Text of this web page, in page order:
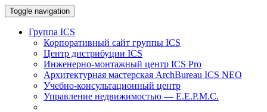
Toggle navigation
Группа ICS
Корпоративный сайт группы ICS
Центр дистрибуции ICS
Инженерно-монтажный центр ICS Pro
Архитектурная мастерская ArchBureau ICS NEO
Учебно-консультационный центр
Управление недвижимостью — E.E.P.M.C.